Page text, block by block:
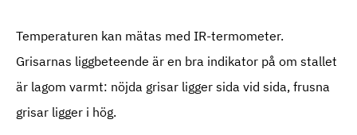
Temperaturen kan mätas med IR-termometer.
Grisarnas liggbeteende är en bra indikator på om stallet
är lagom varmt: nöjda grisar ligger sida vid sida, frusna
grisar ligger i hög.